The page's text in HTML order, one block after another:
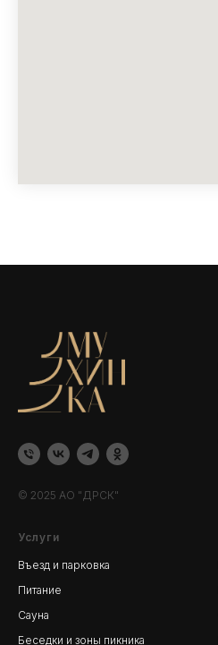
© 2025 АО "ДРСК"
Услуги
Въезд и парковка
Питание
Сауна
Беседки и зоны пикника